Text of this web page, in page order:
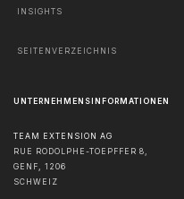
INSIGHTS
SEITENVERZEICHNIS
UNTERNEHMENSINFORMATIONEN
TEAM EXTENSION AG
RUE RODOLPHE-TOEPFFER 8,
GENF, 1206
SCHWEIZ